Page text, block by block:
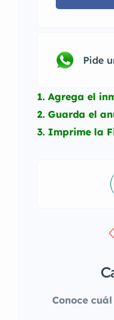
Pide
1. Agrega el
2. Guarda el
3. Imprime la
Conoce